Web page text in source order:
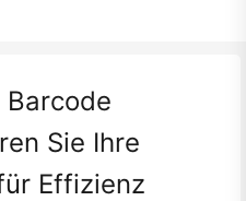
Barcode
Sie Ihre
Effizienz